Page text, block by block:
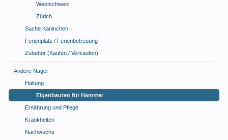
Westschweiz
Zürich
Suche Kaninchen
Ferienplatz / Ferienbetreuung
Zubehör (Kaufen / Verkaufen)
Andere Nager
Haltung
Eigenbauten für Hamster
Ernährung und Pflege
Krankheiten
Nachwuchs